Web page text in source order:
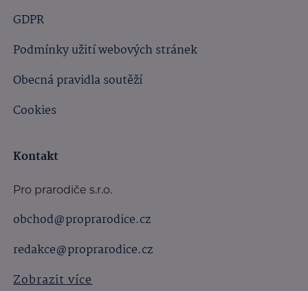
GDPR
Podmínky užití webových stránek
Obecná pravidla soutěží
Cookies
Kontakt
Pro prarodiče s.r.o.
obchod@proprarodice.cz
redakce@proprarodice.cz
Zobrazit více